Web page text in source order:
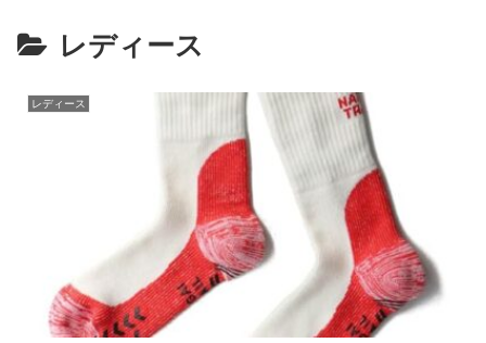
レディース
レディース